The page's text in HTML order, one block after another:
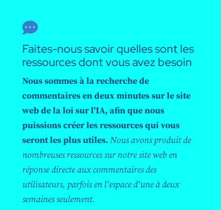

Faites-nous savoir quelles sont les
ressources dont vous avez besoin
Nous sommes à la recherche de
commentaires en deux minutes sur le site
web de la loi sur l'IA, afin que nous
puissions créer les ressources qui vous
seront les plus utiles.Nous avons produit de
nombreuses ressources sur notre site web en
réponse directe aux commentaires des
utilisateurs, parfois en l'espace d'une à deux
semaines seulement.